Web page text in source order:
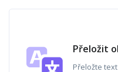
Přeložit
Přeložte